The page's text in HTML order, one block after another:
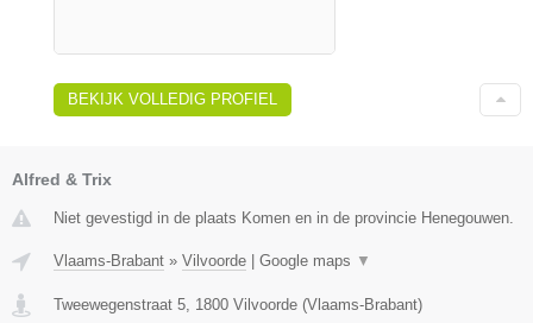
BEKIJK VOLLEDIG PROFIEL
Alfred & Trix
Niet gevestigd in de plaats Komen en in de provincie Henegouwen.
Vlaams-Brabant » Vilvoorde | Google maps ▼
Tweewegenstraat 5 1800 Vilvoorde (Vlaams-Brabant)